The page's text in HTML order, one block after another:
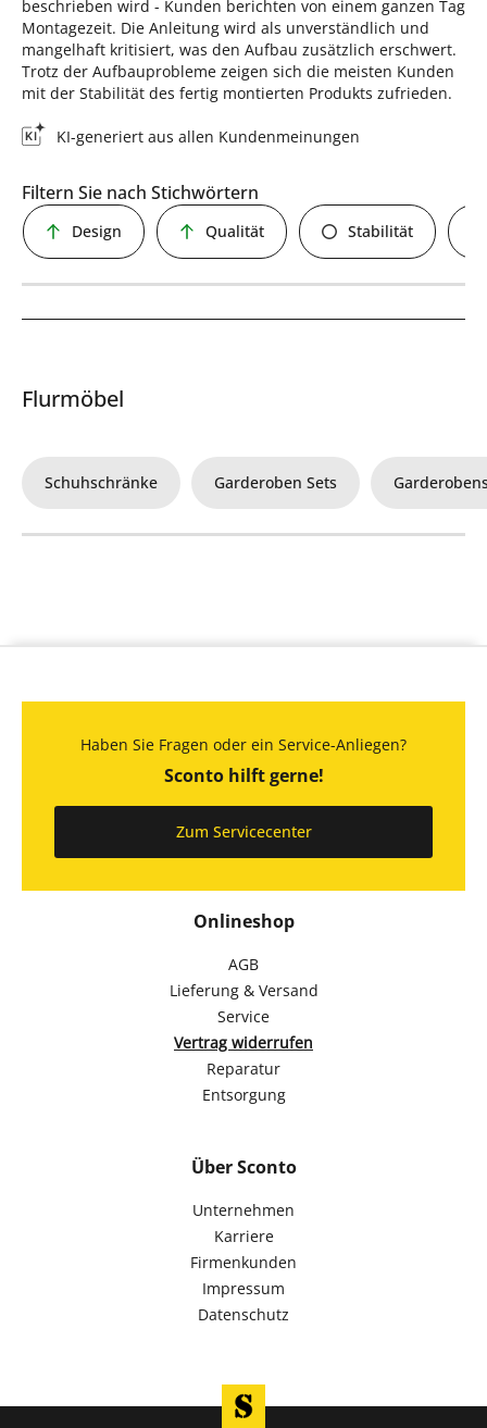
beschrieben wird - Kunden berichten von einem ganzen Tag
Montagezeit. Die Anleitung wird als unverständlich und
mangelhaft kritisiert, was den Aufbau zusätzlich erschwert.
Trotz der Aufbauprobleme zeigen sich die meisten Kunden
mit der Stabilität des fertig montierten Produkts zufrieden.
KI-generiert aus allen Kundenmeinungen
Filtern Sie nach Stichwörtern
Design Qualität Stabilität
Flurmöbel
Schuhschränke Garderoben Sets
Onlineshop
AGB
Lieferung & Versand
Service
Vertrag widerrufen
Reparatur
Entsorgung
Über Sconto
Unternehmen
Karriere
Firmenkunden
Impressum
Datenschutz
Haben Sie Fragen oder ein Service-Anliegen?
Sconto hilft gerne!
Zum Servicecenter